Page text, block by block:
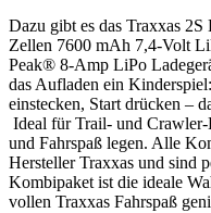
Dazu gibt es das Traxxas
Zellen 7600 mAh 7,4-Volt
Peak® 8-Amp LiPo
das Aufladen ein
einstecken, Start drücken –
Ideal für Trail- und Crawler-
und Fahrspaß legen. Alle
Hersteller Traxxas und sind
Kombipaket ist die ideale
vollen Traxxas Fahrspaß